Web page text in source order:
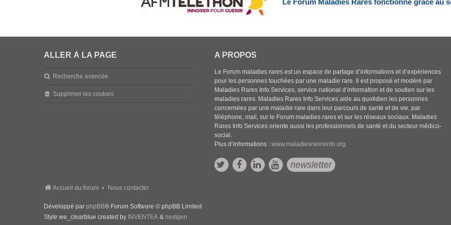
Le Forum Maladies Rares fonctionne grâce au
ALLER À LA PAGE
Recherche avancée
Supprimer les cookies
A PROPOS
Le Forum maladies rares est un espace de partage d’informations et d’expériences
pour les personnes touchées par une maladie rare. Il est proposé et modéré par
Maladies Rares Info Services, service national d’information et de soutien sur les
maladies rares. Maladies Rares Info Services aide au quotidien les personnes
concernées par une maladie rare dans leur parcours de santé et de vie, par
téléphone, mail, sur le Forum maladies rares et sur les réseaux sociaux. Maladies
Rares Info Services oriente aussi les professionnels de santé et du secteur médico-
social.
Plus d’informations :www.maladiesraresinfo.org
newsletter
Accueil du forum Nous contacter
Développé par phpBB® Forum Software © phpBB Limited
Style we_clearblue created by INVENTEA & nextgen